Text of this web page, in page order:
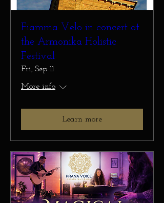
Fiamma Velo in concert at
the Armonika Holistic
Festival
Fri, Sep 11
More info
Learn more